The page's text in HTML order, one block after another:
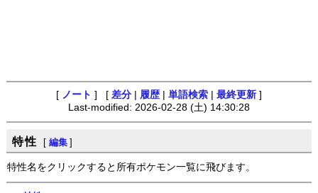
[ ノート ] [ 差分 履歴 単語検索 最終更新 ]
Last-modified: 2026-02-28 (土) 14:30:28
特性 [ 編集 ]
特性名をクリックすると所有ポケモン一覧に飛びます。